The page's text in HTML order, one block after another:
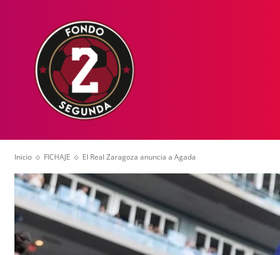
Inicio FICHAJE El Real Zaragoza anuncia a Agada